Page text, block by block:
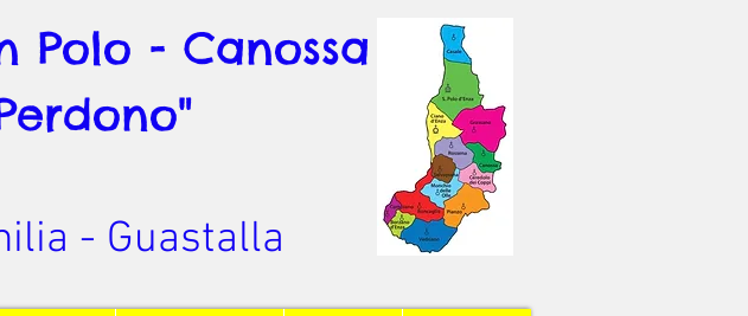
Polo - Canossa
- Guastalla